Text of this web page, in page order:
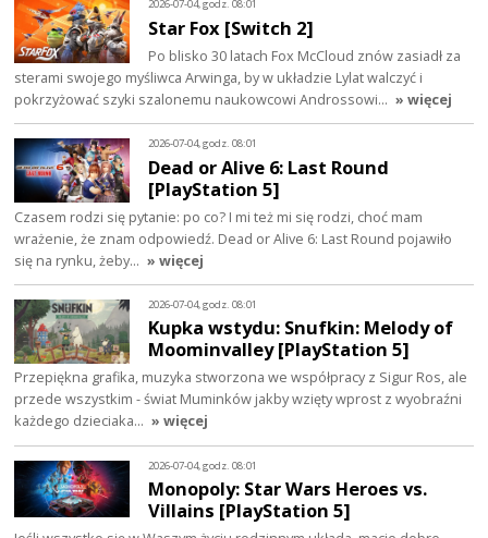
2026-07-04, godz. 08:01
Star Fox [Switch 2]
Po blisko 30 latach Fox McCloud znów zasiadł za
sterami swojego myśliwca Arwinga, by w układzie Lylat walczyć i
pokrzyżować szyki szalonemu naukowcowi Androssowi… » więcej
2026-07-04, godz. 08:01
Dead or Alive 6: Last Round
[PlayStation 5]
Czasem rodzi się pytanie: po co? I mi też mi się rodzi, choć mam
wrażenie, że znam odpowiedź. Dead or Alive 6: Last Round pojawiło
się na rynku, żeby… » więcej
2026-07-04, godz. 08:01
Kupka wstydu: Snufkin: Melody of
Moominvalley [PlayStation 5]
Przepiękna grafika, muzyka stworzona we współpracy z Sigur Ros, ale
przede wszystkim - świat Muminków jakby wzięty wprost z wyobraźni
każdego dzieciaka… » więcej
2026-07-04, godz. 08:01
Monopoly: Star Wars Heroes vs.
Villains [PlayStation 5]